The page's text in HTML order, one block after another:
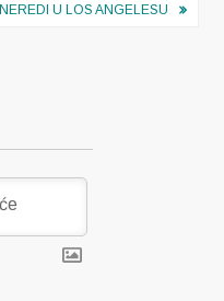
NEREDI U LOS ANGELESU